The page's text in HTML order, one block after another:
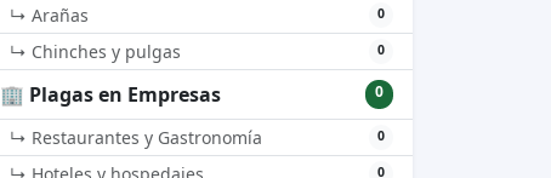
↳ Arañas 0
↳ Chinches y pulgas 0
🏢 Plagas en Empresas 0
↳ Restaurantes y Gastronomía 0
0